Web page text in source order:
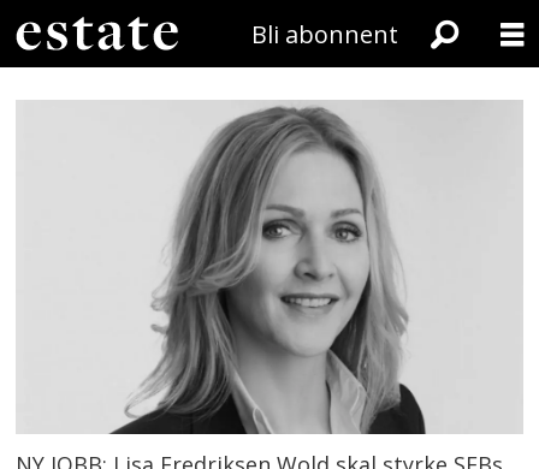
Bli abonnent